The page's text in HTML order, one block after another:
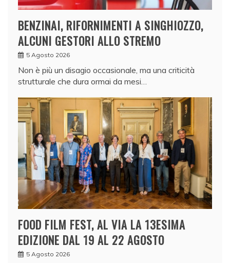
BENZINAI, RIFORNIMENTI A SINGHIOZZO,
ALCUNI GESTORI ALLO STREMO
5 Agosto 2026
Non è più un disagio occasionale, ma una criticità
strutturale che dura ormai da mesi…
FOOD FILM FEST, AL VIA LA 13ESIMA
EDIZIONE DAL 19 AL 22 AGOSTO
5 Agosto 2026